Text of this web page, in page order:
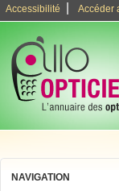
Accessibilité Accéder
NAVIGATION